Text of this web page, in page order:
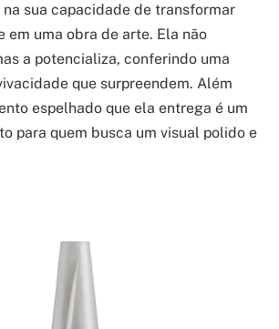
sua capacidade de transformar
em uma obra de arte. Ela não
a potencializa, conferindo uma
que surpreendem. Além
espelhado que ela entrega é um
para quem busca um visual polido e